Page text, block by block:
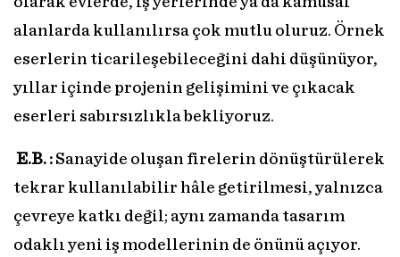
alanlarda kullanılırsa çok mutlu oluruz. Örnek
eserlerin ticarileşebileceğini dahi düşünüyor,
yıllar içinde projenin gelişimini ve çıkacak
eserleri sabırsızlıkla bekliyoruz.
E.B. : Sanayide oluşan firelerin dönüştürülerek
tekrar kullanılabilir hâle getirilmesi, yalnızca
çevreye katkı değil; aynı zamanda tasarım
odaklı yeni iş modellerinin de önünü açıyor.